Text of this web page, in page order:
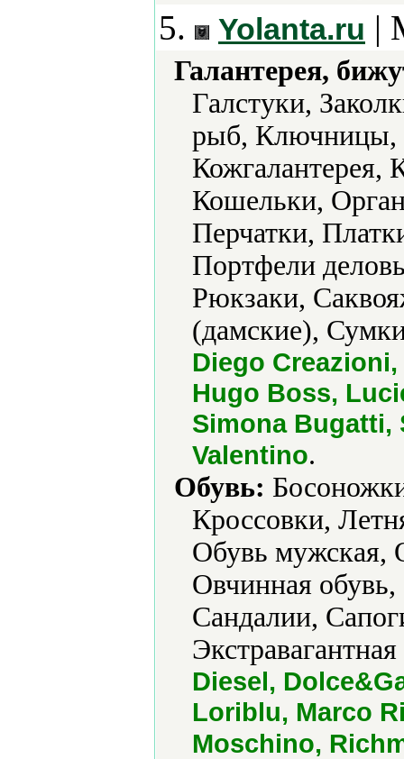
5. Yolanta.ru |
Галантерея,
Галстуки,
рыб, Ключницы,
Кожгалантерея,
Кошельки,
Перчатки,
Портфели
Рюкзаки,
(дамские),
Diego
Hugo Boss,
Simona Bugatti,
Valentino.
Обувь:
Кроссовки,
Обувь мужская,
Овчинная
Сандалии,
Diesel,
Loriblu, Marco
Moschino,